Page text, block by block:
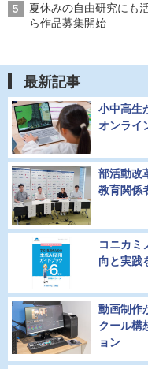
夏休みの自由研究にも
ら作品募集開始
最新記事
小中高生
オンライ
部活動改
教育関係
コニカミ
向と実践
動画制作
クール構
ョン